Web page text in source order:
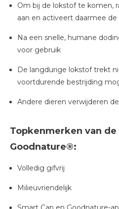
Om bij de lokstof te komen,
aan en activeert daarmee de
Na een snelle, humane
voor gebruik
De langdurige lokstof trekt
voortdurende bestrijding
Andere dieren verwijderen
Topkenmerken van
Goodnature®:
Volledig gifvrij
Milieuvriendelijk